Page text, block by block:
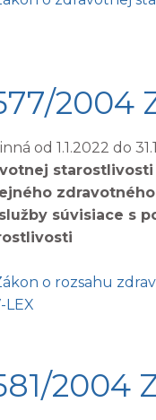
2004
od 1.1.2022 do
súvisiace s
o rozsahu
LEX
2004